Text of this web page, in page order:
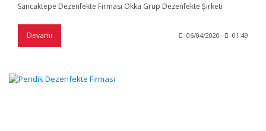
Sancaktepe Dezenfekte Firması Okka Grup Dezenfekte Şirketi
Devamı 06/04/2020 01:49